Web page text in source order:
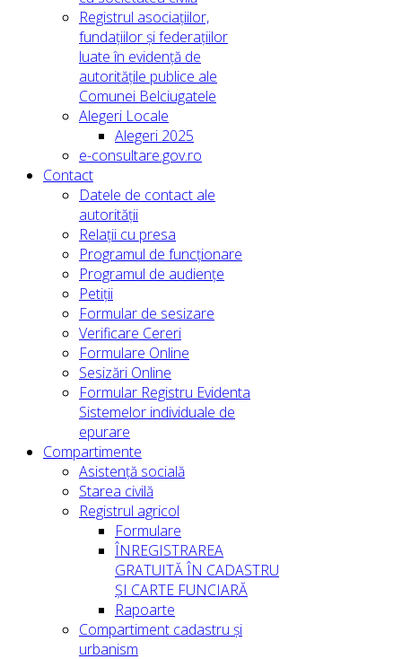
Registrul asociațiilor,
fundațiilor și federațiilor
luate în evidență de
autoritățile publice ale
Comunei Belciugatele
Alegeri Locale
Alegeri 2025
e-consultare.gov.ro
Contact
Datele de contact ale
autorității
Relații cu presa
Programul de funcționare
Programul de audiențe
Petiții
Formular de sesizare
Verificare Cereri
Formulare Online
Sesizări Online
Formular Registru Evidenta
Sistemelor individuale de
epurare
Compartimente
Asistență socială
Starea civilă
Registrul agricol
Formulare
ÎNREGISTRAREA
GRATUITĂ ÎN CADASTRU
ȘI CARTE FUNCIARĂ
Rapoarte
Compartiment cadastru și
urbanism